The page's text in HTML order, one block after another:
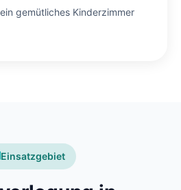
gemütliches Kinderzimmer
Einsatzgebiet